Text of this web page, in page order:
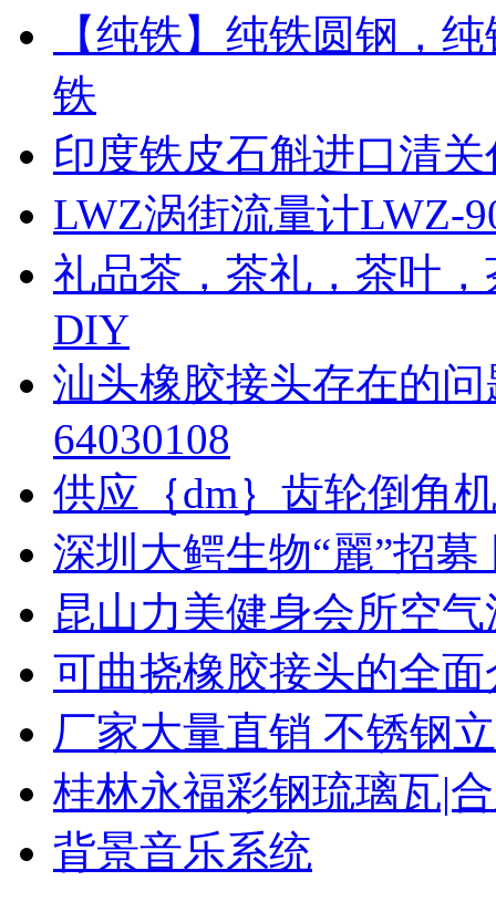
【纯铁】纯铁圆钢，
铁
印度铁皮石斛进口清关
LWZ涡街流量计LWZ-
礼品茶，茶礼，茶叶
DIY
汕头橡胶接头存在的
64030108
供应｛dm｝齿轮倒角
深圳大鳄生物“麗”招
昆山力美健身会所空
可曲挠橡胶接头的全
厂家大量直销 不锈钢
桂林永福彩钢琉璃瓦|
背景音乐系统